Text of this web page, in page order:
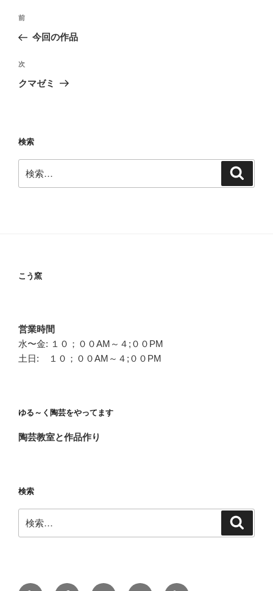
投
ナ
ビ
ゲ
ン
前
の
稿
前
今回の作品
次
の
次
クマゼミ
検索
索:
こう窯
営業時間
水〜金: １０；００AM～４;００PM
土日: １０；００AM～４;００PM
ゆる～く陶芸をやってます
陶芸教室と作品作り
検索
索: